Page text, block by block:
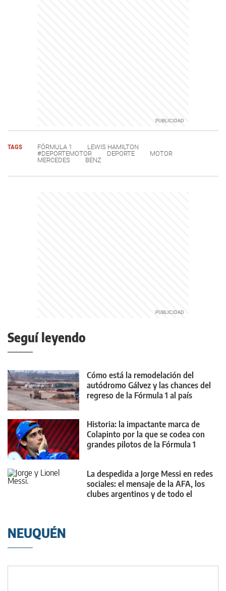
TAGS FÓRMULA 1
LEWIS HAMILTON
#DEPORTEMOTOR
DEPORTE
MOTOR
MERCEDES
BENZ
Seguí leyendo
Cómo está la remodelación del
autódromo Gálvez y las chances del
regreso de la Fórmula 1 al país
Historia: la impactante marca de
Colapinto por la que se codea con
grandes pilotos de la Fórmula 1
La despedida a Jorge Messi en redes
sociales: el mensaje de la AFA, los
clubes argentinos y de todo el
NEUQUÉN